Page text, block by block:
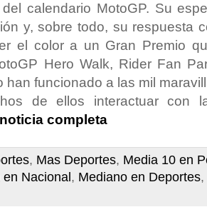
calendario MotoGP. Su
y, sobre todo, su respuesta
el color a un Gran Premio
Hero Walk, Rider Fan
han funcionado a las mil
de ellos interactuar con
completa
, Mas Deportes, Media 10 en
Nacional , Mediano en Deportes,